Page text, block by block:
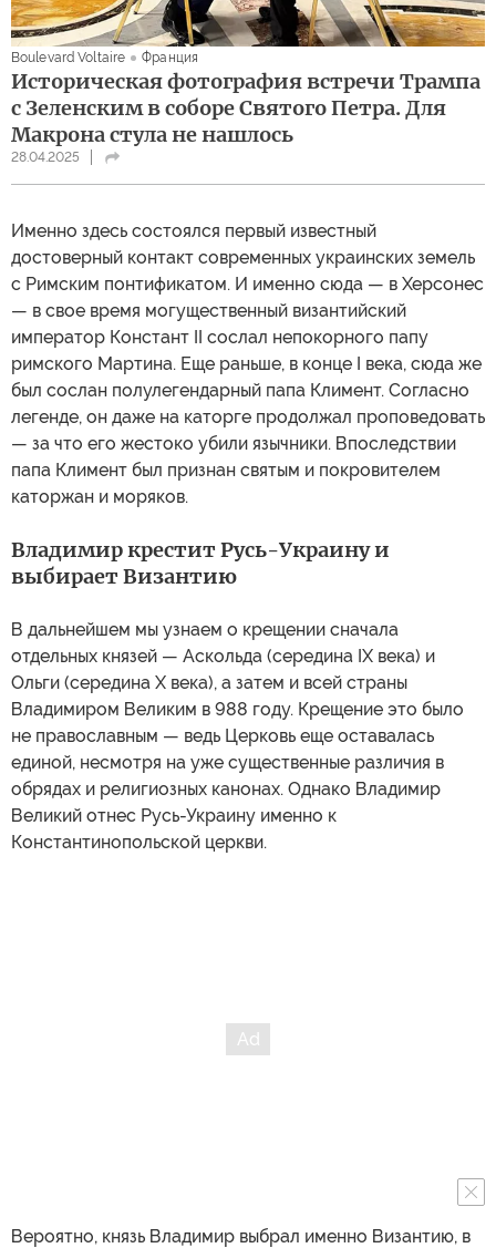
Boulevard Voltaire Франция
Историческая фотография встречи Трампа
с Зеленским в соборе Святого Петра. Для
Макрона стула не нашлось
28.04.2025
Именно здесь состоялся первый известный
достоверный контакт современных украинских земель
с Римским понтификатом. И именно сюда — в Херсонес
— в свое время могущественный византийский
император Констант II сослал непокорного папу
римского Мартина. Еще раньше, в конце I века, сюда же
был сослан полулегендарный папа Климент. Согласно
легенде, он даже на каторге продолжал проповедовать
— за что его жестоко убили язычники. Впоследствии
папа Климент был признан святым и покровителем
каторжан и моряков.
Владимир крестит Русь-Украину и
выбирает Византию
В дальнейшем мы узнаем о крещении сначала
отдельных князей — Аскольда (середина IX века) и
Ольги (середина X века), а затем и всей страны
Владимиром Великим в 988 году. Крещение это было
не православным — ведь Церковь еще оставалась
единой, несмотря на уже существенные различия в
обрядах и религиозных канонах. Однако Владимир
Великий отнес Русь-Украину именно к
Константинопольской церкви.
Вероятно, князь Владимир выбрал именно Византию, в